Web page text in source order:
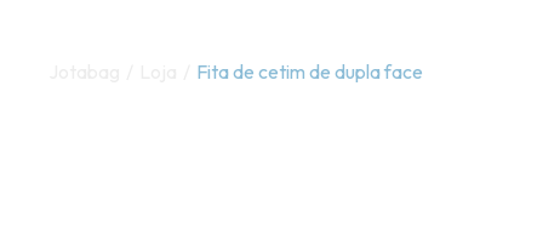
Fita de cetim de dupla face